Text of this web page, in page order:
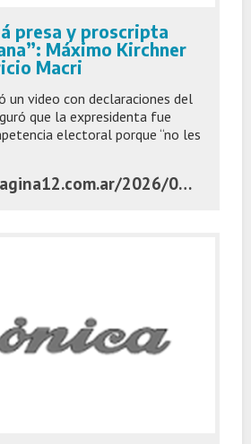
presa y proscripta
Máximo Kirchner
Macri
un video con declaraciones del
que la expresidenta fue
electoral porque “no les
https://www.pagina12.com.ar/2026/06/02/cristina-esta-presa-y-proscripta-porque-les-gana-maximo-kirchner-cruzo-a-mauricio-macri/